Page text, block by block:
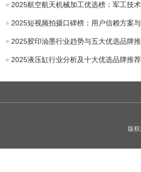
2025航空航天机械加工优选榜：军工技
2025短视频拍摄口碑榜：用户信赖方案
2025胶印油墨行业趋势与五大优选品牌
2025液压缸行业分析及十大优选品牌推
版权